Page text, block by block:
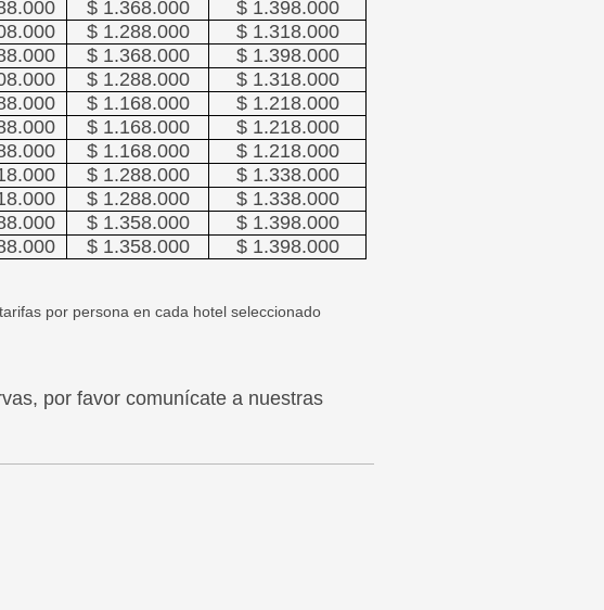
$ 1.368.000
$ 1.398.000
$ 1.288.000
$ 1.318.000
$ 1.368.000
$ 1.398.000
$ 1.288.000
$ 1.318.000
$ 1.168.000
$ 1.218.000
$ 1.168.000
$ 1.218.000
$ 1.168.000
$ 1.218.000
$ 1.288.000
$ 1.338.000
$ 1.288.000
$ 1.338.000
$ 1.358.000
$ 1.398.000
$ 1.358.000 $ 1.398.000
por persona en cada hotel seleccionado
por favor comunícate a nuestras